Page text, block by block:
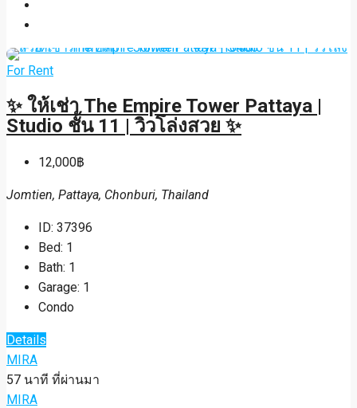
For Rent
✨ ให้เช่า The Empire Tower Pattaya |
Studio ชั้น 11 | วิวโล่งสวย ✨
12,000฿
Jomtien, Pattaya, Chonburi, Thailand
ID: 37396
Bed: 1
Bath: 1
Garage: 1
Condo
Details
MIRA
57 นาที ที่ผ่านมา
MIRA